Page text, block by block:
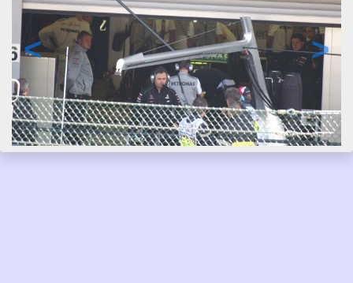
< >